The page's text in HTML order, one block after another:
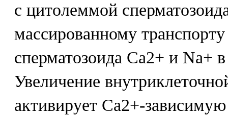
с цитолеммой
массированному
сперматозоида Са2+ и Na+
Увеличение
активирует Са2+-